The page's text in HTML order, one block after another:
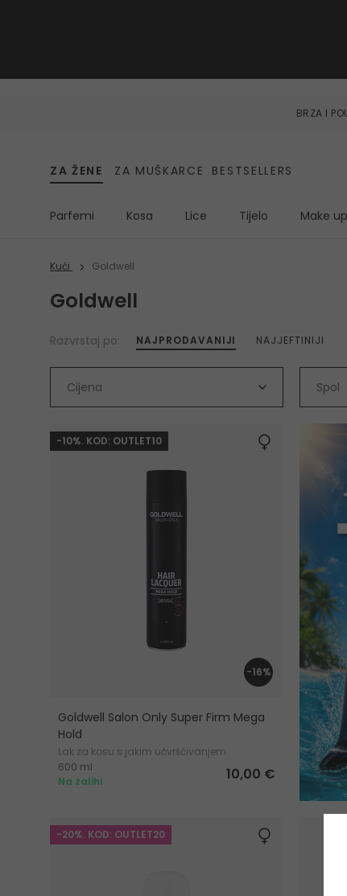
BRZA I
ZA ŽENE ZA MUŠKARCE BESTSELLERS
Parfemi Kosa Lice Tijelo Make up
Kući Goldwell
Goldwell
Razvrstaj po: NAJPRODAVANIJI NAJJEFTINIJI
Cijena Spol
-10%. KOD: OUTLET10
-16%
Goldwell Salon Only Super Firm Mega
Hold
Lak za kosu s jakim učvršćivanjem
600 ml
Na zalihi
10,00 €
-20%. KOD: OUTLET20